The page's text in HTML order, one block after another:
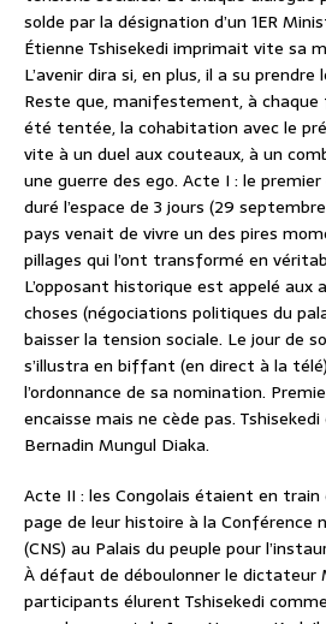
solde par la désignation d’un 1ER
Étienne Tshisekedi imprimait vite sa
L’avenir dira si, en plus, il a su prendre
Reste que, manifestement, à chaque
été tentée, la cohabitation avec le
vite à un duel aux couteaux, à un
une guerre des ego. Acte I : le
duré l’espace de 3 jours (29
pays venait de vivre un des pires
pillages qui l’ont transformé en
L’opposant historique est appelé
choses (négociations politiques du
baisser la tension sociale. Le jour de
s’illustra en biffant (en direct à la
l’ordonnance de sa nomination.
encaisse mais ne cède pas.
Bernadin Mungul Diaka.
Acte II : les Congolais étaient en train
page de leur histoire à la Conférence
(CNS) au Palais du peuple pour
À défaut de déboulonner le dictateur
participants élurent Tshisekedi